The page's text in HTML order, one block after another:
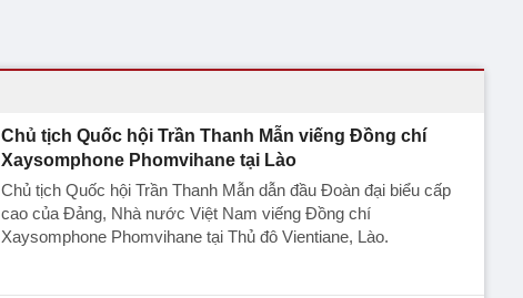
Chủ tịch Quốc hội Trần Thanh Mẫn viếng Đồng chí
Xaysomphone Phomvihane tại Lào
Chủ tịch Quốc hội Trần Thanh Mẫn dẫn đầu Đoàn đại biểu cấp
cao của Đảng, Nhà nước Việt Nam viếng Đồng chí
Xaysomphone Phomvihane tại Thủ đô Vientiane, Lào.